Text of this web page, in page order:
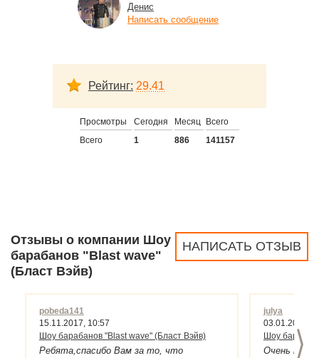
Денис
Написать сообщение
Рейтинг: 29.41
Просмотры Сегодня Месяц
Всего
Всего
1 886 141157
НАПИСАТЬ ОТЗЫВ
Отзывы о компании Шоу
барабанов "Blast wave"
(Бласт Вэйв)
>
pobeda141
15.11.2017, 10:57
Шоу барабанов "Blast wave" (Бласт Вэйв)
Ребята,спасибо Вам за то, что
julya
03.01.2017,
Шоу
Очень